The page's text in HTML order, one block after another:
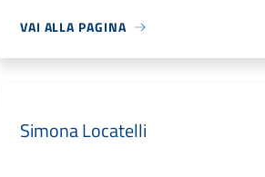
VAI ALLA PAGINA
Simona Locatelli